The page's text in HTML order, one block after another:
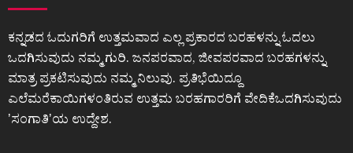
ಕನ್ನಡದ ಓದುಗರಿಗೆ ಉತ್ತಮವಾದ ಎಲ್ಲ ಪ್ರಕಾರದ ಬರಹಳನ್ನು ಓದಲು
ಒದಗಿಸುವುದು ನಮ್ಮ ಗುರಿ. ಜನಪರವಾದ, ಜೀವಪರವಾದ ಬರಹಗಳನ್ನು
ಮಾತ್ರ ಪ್ರಕಟಿಸುವುದು ನಮ್ಮ ನಿಲುವು. ಪ್ರತಿಭೆಯಿದ್ದೂ
ಎಲೆಮರೆಕಾಯಿಗಳಂತಿರುವ ಉತ್ತಮ ಬರಹಗಾರರಿಗೆ ವೇದಿಕೆಒದಗಿಸುವುದು
ʼಸಂಗಾತಿʼಯ ಉದ್ದೇಶ.